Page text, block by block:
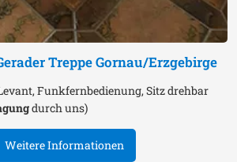
TreppeGornau/Erzgebirge
Funkfernbedienung, Sitz drehbar
durch uns)
Weitere Informationen